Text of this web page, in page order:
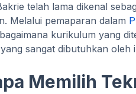
telah lama dikenal
Melalui pemaparan dalam
kurikulum yang
sangat dibutuhkan oleh
Memilih